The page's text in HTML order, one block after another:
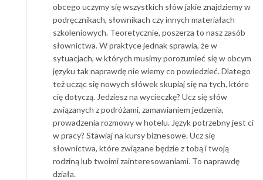
obcego uczymy się wszystkich słów jakie znajdziemy w
podręcznikach, słownikach czy innych materiałach
szkoleniowych. Teoretycznie, poszerza to nasz zasób
słownictwa. W praktyce jednak sprawia, że w
sytuacjach, w których musimy porozumieć się w obcym
języku tak naprawdę nie wiemy co powiedzieć. Dlatego
też ucząc się nowych słówek skupiaj się na tych, które
cię dotyczą. Jedziesz na wycieczkę? Ucz się słów
związanych z podróżami, zamawianiem jedzenia,
prowadzenia rozmowy w hotelu. Język potrzebny jest ci
w pracy? Stawiaj na kursy biznesowe. Ucz się
słownictwa, które związane będzie z tobą i twoją
rodziną lub twoimi zainteresowaniami. To naprawdę
działa.